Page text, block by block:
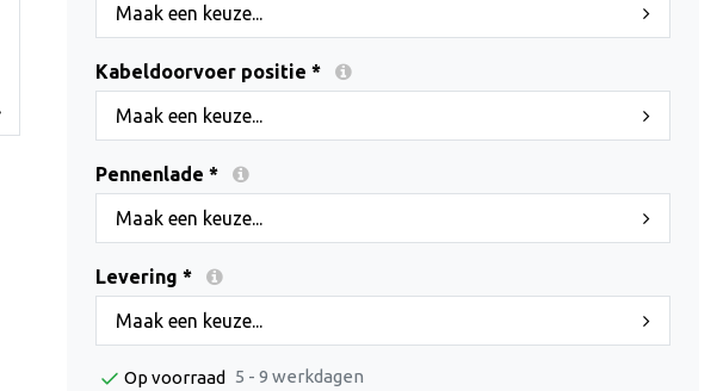
Maak een keuze...
Kabeldoorvoer positie *
Maak een keuze...
Pennenlade *
Maak een keuze...
Levering *
Maak een keuze...
Op voorraad 5 - 9 werkdagen